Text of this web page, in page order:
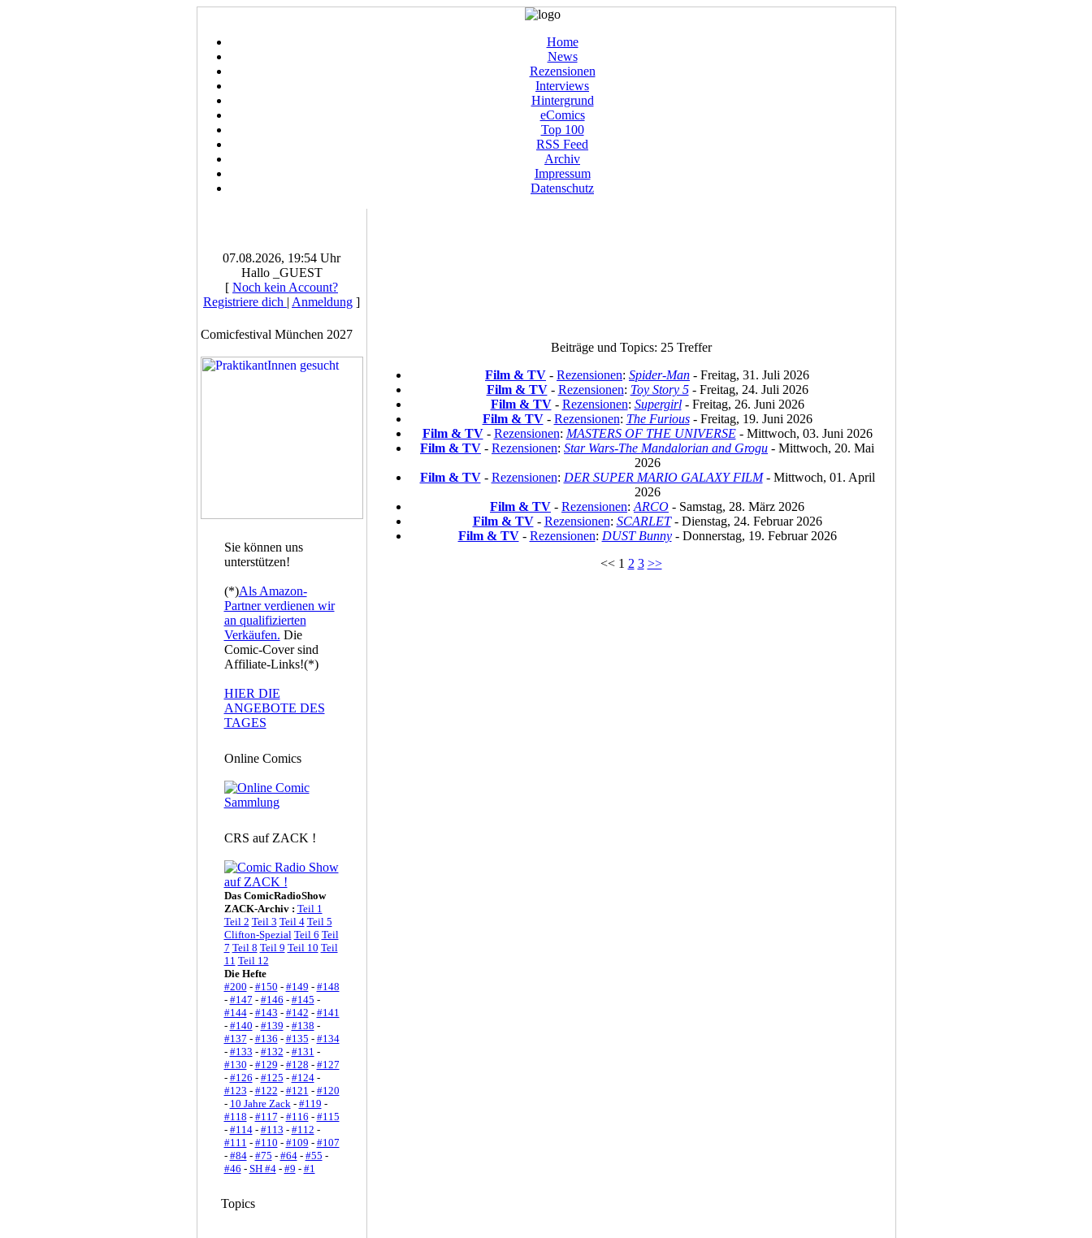
Home
News
Rezensionen
Interviews
Hintergrund
eComics
Top 100
RSS Feed
Archiv
Impressum
Datenschutz
07.08.2026, 19:54 Uhr
Hallo _GUEST
[ Noch kein Account?
Registriere dich | Anmeldung ]
Comicfestival München 2027
Sie können uns
unterstützen!
(*)Als Amazon-
Partner verdienen wir
an qualifizierten
Verkäufen. Die
Comic-Cover sind
Affiliate-Links!(*)
HIER DIE
ANGEBOTE DES
TAGES
Online Comics
CRS auf ZACK !
Das ComicRadioShow
ZACK-Archiv : Teil 1
Teil 2 Teil 3 Teil 4 Teil 5
Clifton-Spezial Teil 6 Teil
7 Teil 8 Teil 9 Teil 10 Teil
11 Teil 12
Die Hefte
#200 - #150 - #149 - #148
- #147 - #146 - #145 -
#144- #143 - #142 - #141
- #140 - #139 - #138 -
#137 - #136 - #135 - #134
- #133 - #132 - #131 -
#130 - #129 - #128 - #127
- #126 - #125 - #124-
#123 - #122 - #121 - #120
- 10 Jahre Zack- #119 -
#118 - #117 - #116 - #115
- #114- #113 - #112 -
#111 - #110 - #109 - #107
- #84- #75 - #64- #55 -
#46 - SH #4- #9 - #1
Topics
Beiträge und Topics: 25 Treffer
Film & TV - Rezensionen: Spider-Man - Freitag, 31. Juli 2026
Film & TV- Rezensionen: Toy Story 5- Freitag, 24. Juli 2026
Film & TV- Rezensionen: Supergirl- Freitag, 26. Juni 2026
Film & TV- Rezensionen: The Furious- Freitag, 19. Juni 2026
Film & TV- Rezensionen: MASTERS OF THE UNIVERSE- Mittwoch, 03. Juni 2026
Film & TV - Rezensionen: Star Wars-The Mandalorian and Grogu - Mittwoch, 20. Mai
2026
Film & TV- Rezensionen: DER SUPER MARIO GALAXY FILM- Mittwoch, 01. April
2026
Film & TV - Rezensionen: ARCO - Samstag, 28. März 2026
Film & TV- Rezensionen: SCARLET- Dienstag, 24. Februar 2026
Film & TV- Rezensionen: DUST Bunny- Donnerstag, 19. Februar 2026
<< 1 2 3 >>